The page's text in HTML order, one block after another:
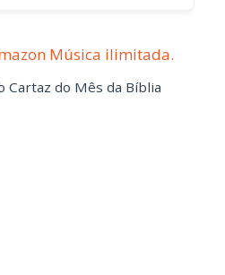
Música ilimitada.
Cartaz do Mês da Bíblia